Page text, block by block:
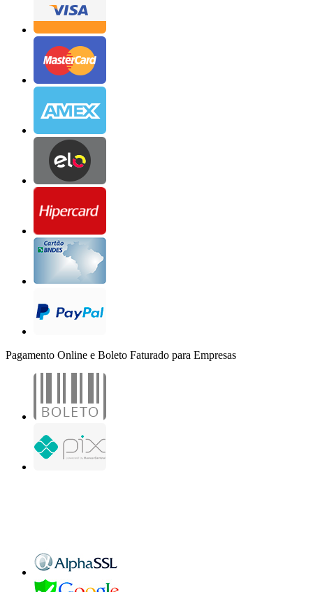
Pagamento Online e Boleto Faturado para Empresas